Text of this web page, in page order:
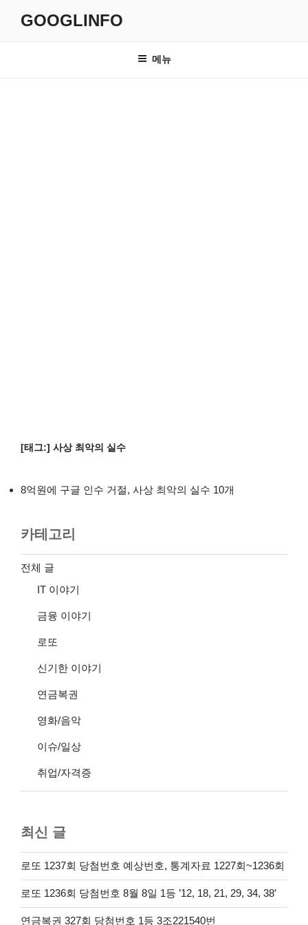
GOOGLINFO
메뉴
[태그:] 사상 최악의 실수
8억원에 구글 인수 거절, 사상 최악의 실수 10개
카테고리
전체 글
IT 이야기
금융 이야기
로또
신기한 이야기
연금복권
영화/음악
이슈/일상
취업/자격증
최신 글
로또 1237회 당첨번호 예상번호, 통계자료 1227회~1236회
로또 1236회 당첨번호 8월 8일 1등 ’12, 18, 21, 29, 34, 38′
연금복권 327회 당첨번호 1등 3조221540번